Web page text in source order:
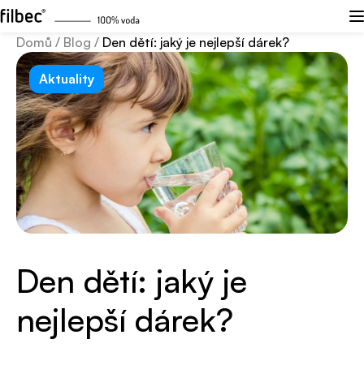
Domů / Blog / Den dětí: jaký je nejlepší dárek?
Aktuality
Den dětí: jaký je
nejlepší dárek?